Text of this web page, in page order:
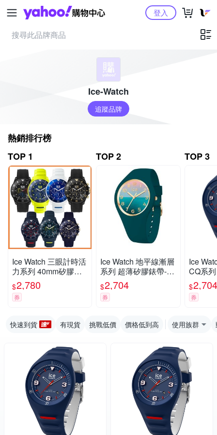
Yahoo購物中心登入
Ice-Watch
追蹤品牌
熱銷排行榜
TOP 1
Ice Watch 三眼計時活
力系列 40mm矽膠錶
帶-多款任選
$2,780
券
TOP 2
Ice Watch 地平線漸層
系列 超薄矽膠錶帶-墨
綠色
$2,704
券
TOP 3
Ice
CQ系
白矽膠
$2,704
券
快速到貨 有現貨 挑戰低價 價格低到高 使用族群